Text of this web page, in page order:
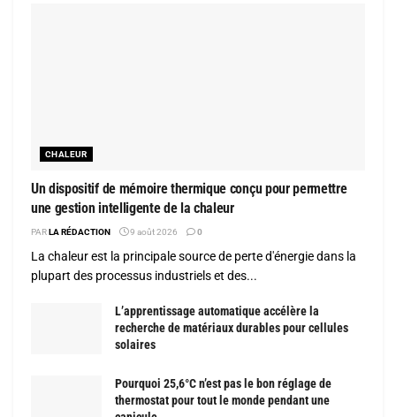
CHALEUR
Un dispositif de mémoire thermique conçu pour permettre
une gestion intelligente de la chaleur
PAR LA RÉDACTION 9 août 2026 0
La chaleur est la principale source de perte d'énergie dans la
plupart des processus industriels et des...
L’apprentissage automatique accélère la
recherche de matériaux durables pour cellules
solaires
Pourquoi 25,6°C n’est pas le bon réglage de
thermostat pour tout le monde pendant une